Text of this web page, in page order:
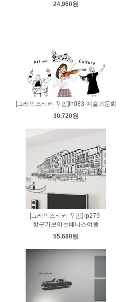
24,960원
[그래픽스티커-꾸밈]ih083-예술과문화
30,720원
[그래픽스티커-꾸밈] ip279-
항구가보이는베니스여행
55,680원